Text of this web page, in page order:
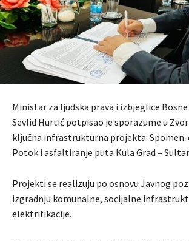
Ministar za ljudska prava i izbjeglice
Sevlid Hurtić potpisao je sporazume u
ključna infrastrukturna projekta:
Potok i asfaltiranje puta Kula Grad –
Projekti se realizuju po osnovu Javnog
izgradnju komunalne, socijalne
elektrifikacije.